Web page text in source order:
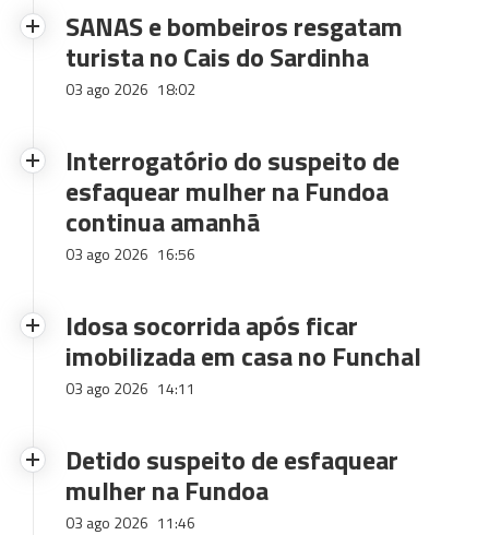
SANAS e bombeiros resgatam
turista no Cais do Sardinha
03 ago 2026 18:02
Interrogatório do suspeito de
esfaquear mulher na Fundoa
continua amanhã
03 ago 2026 16:56
Idosa socorrida após ficar
imobilizada em casa no Funchal
03 ago 2026 14:11
Detido suspeito de esfaquear
mulher na Fundoa
03 ago 2026 11:46